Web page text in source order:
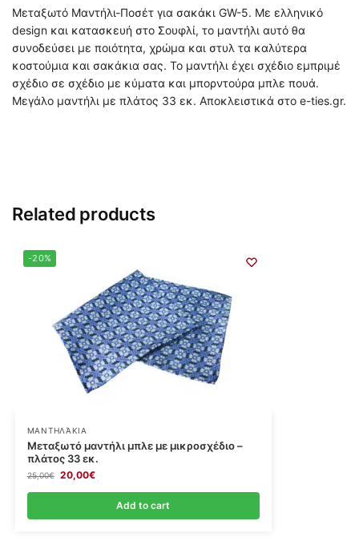
Μεταξωτό Μαντήλι-Ποσέτ για σακάκι GW-5. Με ελληνικό
design και κατασκευή στο Σουφλί, το μαντήλι αυτό θα
συνοδεύσει με ποιότητα, χρώμα και στυλ τα καλύτερα
κοστούμια και σακάκια σας. Το μαντήλι έχει σχέδιο εμπριμέ
σχέδιο σε σχέδιο με κύματα και μπορντούρα μπλε πουά.
Μεγάλο μαντήλι με πλάτος 33 εκ. Αποκλειστικά στο e-ties.gr.
Related products
-20%
ΜΑΝΤΗΛΆΚΙΑ
Μεταξωτό μαντήλι μπλε με μικροσχέδιο –
πλάτος 33 εκ.
25,00€ 20,00€
Add to cart